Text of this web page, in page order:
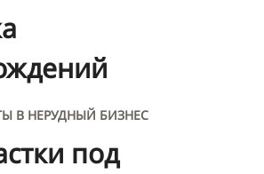
В НЕРУДНЫЙ БИЗНЕС
под